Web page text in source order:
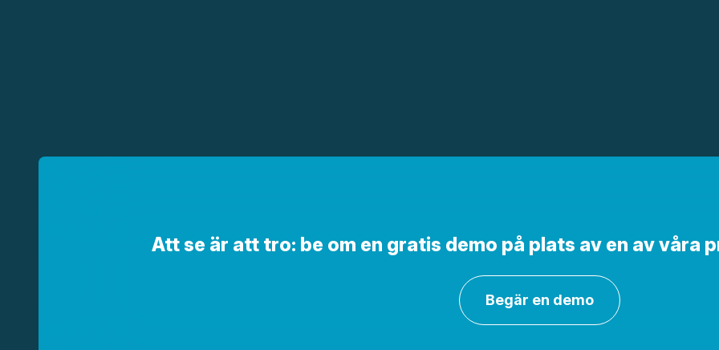
Att se är att tro: be om en gratis demo på plats av en av våra
Begär en demo